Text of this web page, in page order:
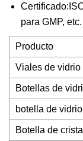
para GMP, etc.
Producto
Viales de
Botellas de
botella de
Botella de